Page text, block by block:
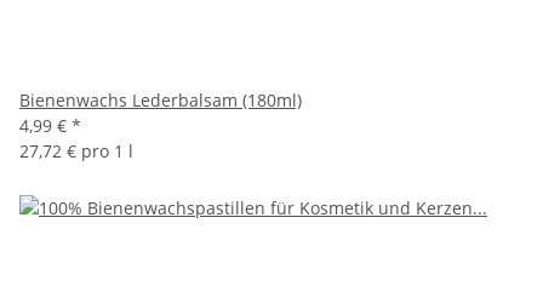
Bienenwachs Lederbalsam (180ml)
4,99 € *
27,72 € pro 1 l